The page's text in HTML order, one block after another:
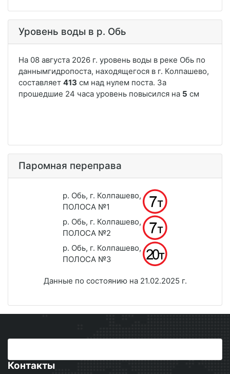
Уровень воды в р. Обь
Паромная переправа
р. Обь, г. Колпашево,
ПОЛОСА №1
р. Обь, г. Колпашево,
ПОЛОСА №2
р. Обь, г. Колпашево,
ПОЛОСА №3
Данные по состоянию на 21.02.2025 г.
Контакты